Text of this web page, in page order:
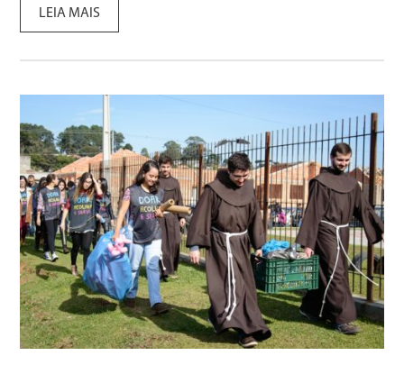
LEIA MAIS